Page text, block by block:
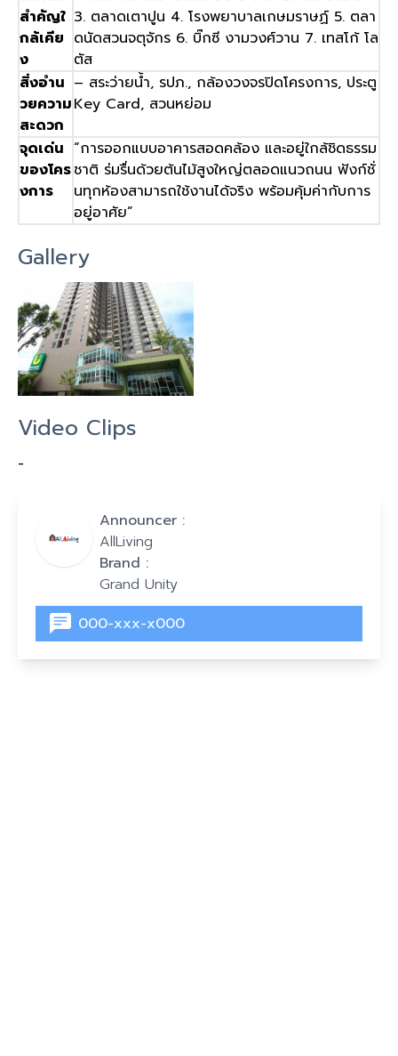
สำคัญใ
กล้เคีย
ง
3. ตลาดเตาปูน 4. โรงพยาบาลเกษมราษฏ์ 5. ตลา
ดนัดสวนจตุจักร 6. บิ๊กซี งามวงศ์วาน 7. เทสโก้ โล
ตัส
สิ่งอำน
วยความ
สะดวก
– สระว่ายน้ำ, รปภ., กล้องวงจรปิดโครงการ, ประตู
Key Card, สวนหย่อม
จุดเด่น
ของโคร
งการ
“การออกแบบอาคารสอดคล้อง และอยู่ใกล้ชิดธรรม
ชาติ ร่มรื่นด้วยต้นไม้สูงใหญ่ตลอดแนวถนน ฟังก์ชั่
นทุกห้องสามารถใช้งานได้จริง พร้อมคุ้มค่ากับการ
อยู่อาศัย”
Gallery
Video Clips
-
Announcer :
AllLiving
Brand :
Grand Unity
000-xxx-x000